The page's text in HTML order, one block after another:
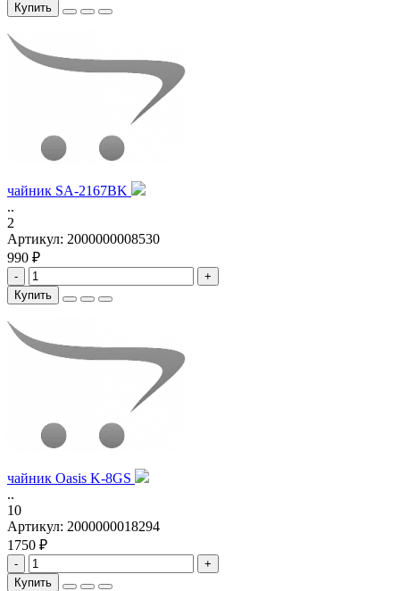
Купить
чайник SA-2167BK
..
2
Артикул: 2000000008530
990 ₽
-
+
Купить
чайник Oasis K-8GS
..
10
Артикул: 2000000018294
1750 ₽
-
+
Купить